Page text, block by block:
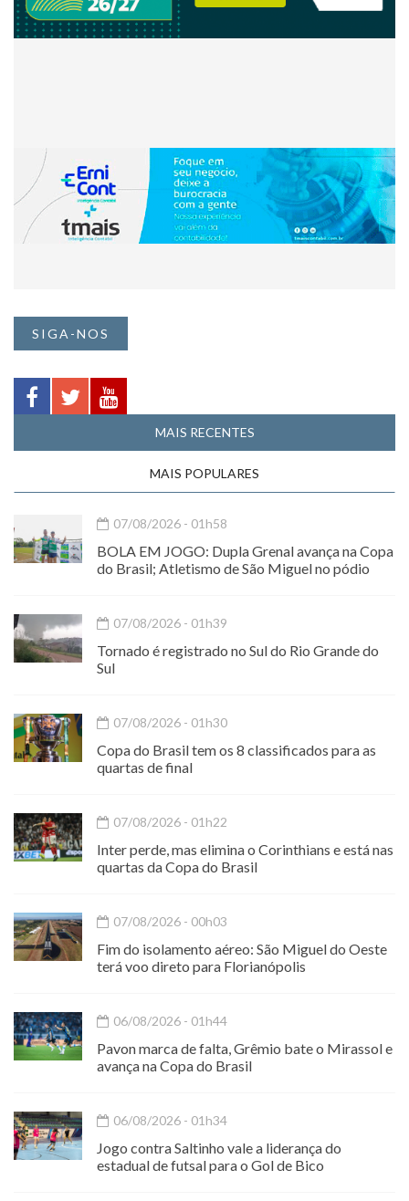
SIGA-NOS
MAIS RECENTES
MAIS POPULARES
07/08/2026 - 01h58
BOLA EM JOGO: Dupla Grenal avança na Copa
do Brasil; Atletismo de São Miguel no pódio
07/08/2026 - 01h39
Tornado é registrado no Sul do Rio Grande do
Sul
07/08/2026 - 01h30
Copa do Brasil tem os 8 classificados para as
quartas de final
07/08/2026 - 01h22
Inter perde, mas elimina o Corinthians e está nas
quartas da Copa do Brasil
07/08/2026 - 00h03
Fim do isolamento aéreo: São Miguel do Oeste
terá voo direto para Florianópolis
06/08/2026 - 01h44
Pavon marca de falta, Grêmio bate o Mirassol e
avança na Copa do Brasil
06/08/2026 - 01h34
Jogo contra Saltinho vale a liderança do
estadual de futsal para o Gol de Bico